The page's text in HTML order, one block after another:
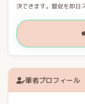
決できます。督促を即日
筆者プロフィール